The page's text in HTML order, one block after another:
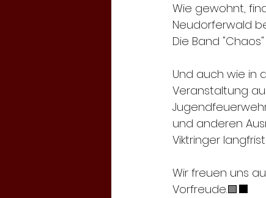
Wie gewohnt,
Neudorferwald
Die Band
Und auch wie in
Veranstaltung
und anderen
Viktringer
Wir freuen uns
Vorfreude.🟩⬛